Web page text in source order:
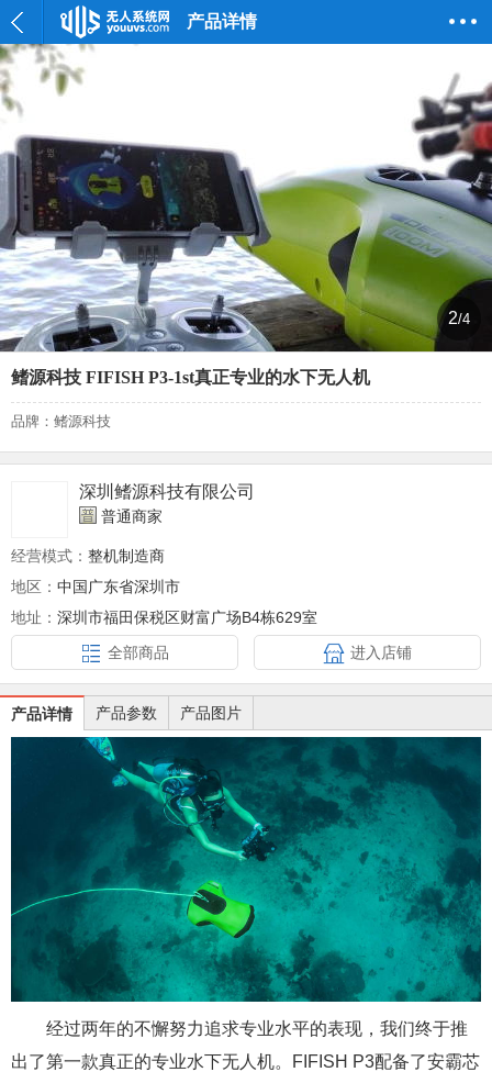
产品详情
2/4
鳍源科技 FIFISH P3-1st真正专业的水下无人机
品牌：鳍源科技
深圳鳍源科技有限公司
普通商家
经营模式： 整机制造商
地区： 中国广东省深圳市
地址： 深圳市福田保税区财富广场B4栋629室
全部商品
进入店铺
产品详情 产品参数 产品图片
经过两年的不懈努力追求专业水平的表现，我们终于推
出了第一款真正的专业水下无人机。FIFISH P3配备了安霸芯